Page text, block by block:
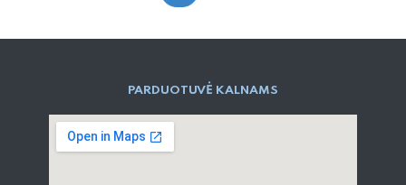
PARD​UOTUVĖ​ KALNAMS